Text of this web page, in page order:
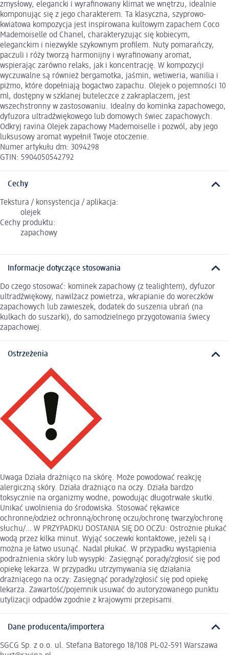
zmysłowy, elegancki i wyrafinowany klimat we wnętrzu, idealnie
komponując się z jego charakterem. Ta klasyczna, szyprowo-
kwiatowa kompozycja jest inspirowana kultowym zapachem Coco
Mademoiselle od Chanel, charakteryzując się kobiecym,
eleganckim i niezwykle szykownym profilem. Nuty pomarańczy,
paczuli i róży tworzą harmonijny i wyrafinowany aromat,
wspierając zarówno relaks, jak i koncentrację. W kompozycji
wyczuwalne są również bergamotka, jaśmin, wetiweria, wanilia i
piżmo, które dopełniają bogactwo zapachu. Olejek o pojemności 10
ml, dostępny w szklanej buteleczce z zakraplaczem, jest
wszechstronny w zastosowaniu. Idealny do kominka zapachowego,
dyfuzora ultradźwiękowego lub domowych świec zapachowych.
Odkryj ravina Olejek zapachowy Mademoiselle i pozwól, aby jego
luksusowy aromat wypełnił Twoje otoczenie.
Numer artykułu dm: 3094298
GTIN: 5904050542792
Cechy
Tekstura / konsystencja / aplikacja:
olejek
Cechy produktu:
zapachowy
Informacje dotyczące stosowania
Do czego stosować: kominek zapachowy (z tealightem), dyfuzor
ultradźwiękowy, nawilżacz powietrza, wkrapianie do woreczków
zapachowych lub zawieszek, dodatek do suszenia ubrań (na
kulkach do suszarki), do samodzielnego przygotowania świecy
zapachowej.
Ostrzeżenia
Uwaga Działa drażniąco na skórę. Może powodować reakcję
alergiczną skóry. Działa drażniąco na oczy. Działa bardzo
toksycznie na organizmy wodne, powodując długotrwałe skutki.
Unikać uwolnienia do środowiska. Stosować rękawice
ochronne/odzież ochronną/ochronę oczu/ochronę twarzy/ochronę
słuchu/… W PRZYPADKU DOSTANIA SIĘ DO OCZU: Ostrożnie płukać
wodą przez kilka minut. Wyjąć soczewki kontaktowe, jeżeli są i
można je łatwo usunąć. Nadal płukać. W przypadku wystąpienia
podrażnienia skóry lub wysypki: Zasięgnąć porady/zgłosić się pod
opiekę lekarza. W przypadku utrzymywania się działania
drażniącego na oczy: Zasięgnąć porady/zgłosić się pod opiekę
lekarza. Zawartość/pojemnik usuwać do autoryzowanego punktu
utylizacji odpadów zgodnie z krajowymi przepisami.
Dane producenta/importera
SGCG Sp. z o.o. ul. Stefana Batorego 18/108 PL-02-591 Warszawa